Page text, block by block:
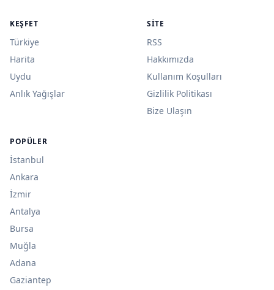
KEŞFET
Türkiye
Harita
Uydu
Anlık Yağışlar
SITE
RSS
Hakkımızda
Kullanım Koşulları
Gizlilik Politikası
Bize Ulaşın
POPÜLER
İstanbul
Ankara
İzmir
Antalya
Bursa
Muğla
Adana
Gaziantep